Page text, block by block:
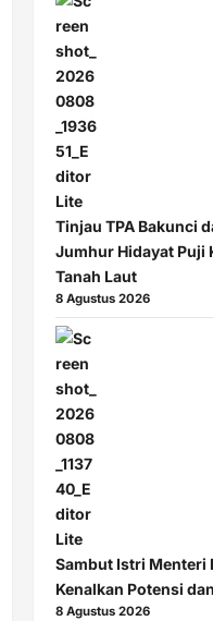
Tinjau TPA Bakunci
Jumhur Hidayat Puji
Tanah Laut
8 Agustus 2026
Sambut Istri Menteri
Kenalkan Potensi
8 Agustus 2026